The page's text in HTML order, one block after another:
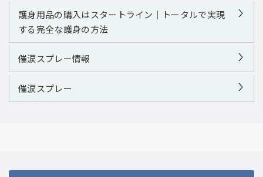
護身用品の購入はスタートライン｜トータルで実現
する完全な護身の方法
催涙スプレー情報
催涙スプレー